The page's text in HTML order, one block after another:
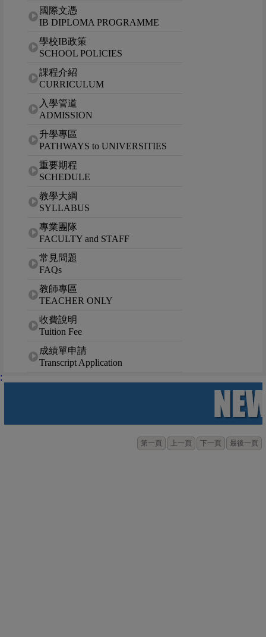
國際文憑
IB DIPLOMA PROGRAMME
學校IB政策
SCHOOL POLICIES
課程介紹
CURRICULUM
入學管道
ADMISSION
升學專區
PATHWAYS to UNIVERSITIES
重要期程
SCHEDULE
教學大綱
SYLLABUS
專業團隊
FACULTY and STAFF
常見問題
FAQs
教師專區
TEACHER ONLY
收費說明
Tuition Fee
成績單申請
Transcript Application
第一頁 上一頁 下一頁 最後一頁